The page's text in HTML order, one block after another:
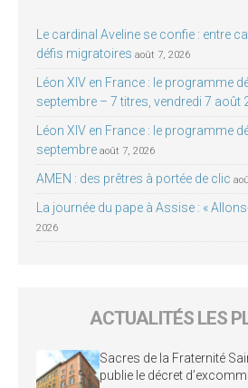
Le cardinal Aveline se confie : entre
défis migratoires août 7, 2026
Léon XIV en France : le programme
septembre – 7 titres, vendredi 7 août
Léon XIV en France : le programme
septembre août 7, 2026
AMEN : des prêtres à portée de clic
La journée du pape à Assise : «
2026
ACTUALITÉS LES
Sacres de la Fraternité
publie le décret